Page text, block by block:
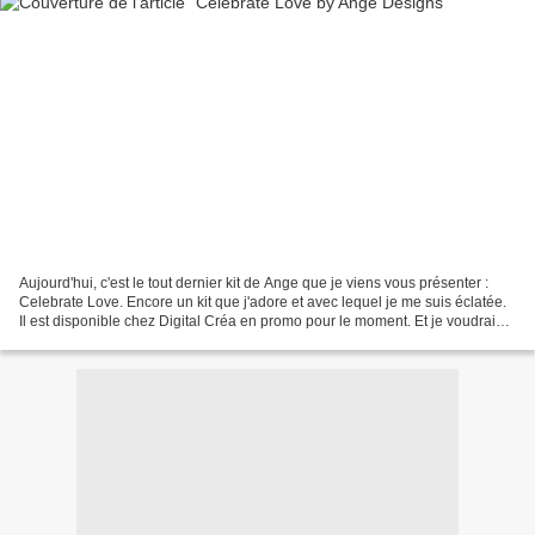
Aujourd'hui, c'est le tout dernier kit de Ange que je viens vous présenter :
Celebrate Love. Encore un kit que j'adore et avec lequel je me suis éclatée.
Il est disponible chez Digital Créa en promo pour le moment. Et je voudrais